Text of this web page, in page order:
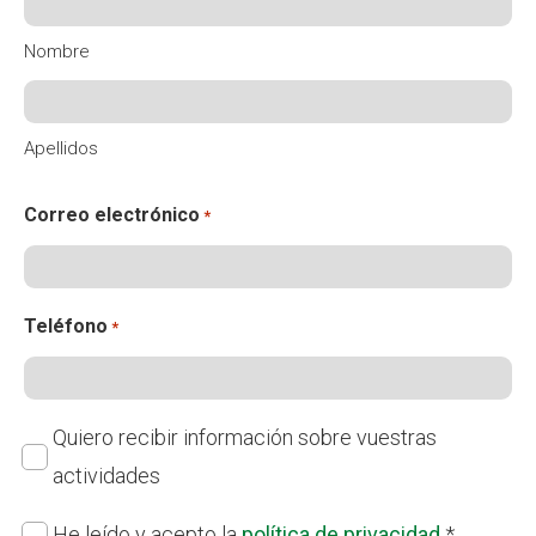
Nombre
Apellidos
Correo electrónico *
Teléfono *
Suscripción
Quiero recibir información sobre vuestras
actividades
Fundesplai als mitjans
Xarxes socials
COL·LABORA
Fes voluntariat
Fes un donatiu
Treballa amb nosaltres